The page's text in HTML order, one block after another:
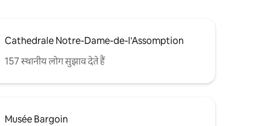
Cathedrale Notre-Dame-de-l'Assomption
157 स्थानीय लोग सुझाव देते हैं
Musée Bargoin